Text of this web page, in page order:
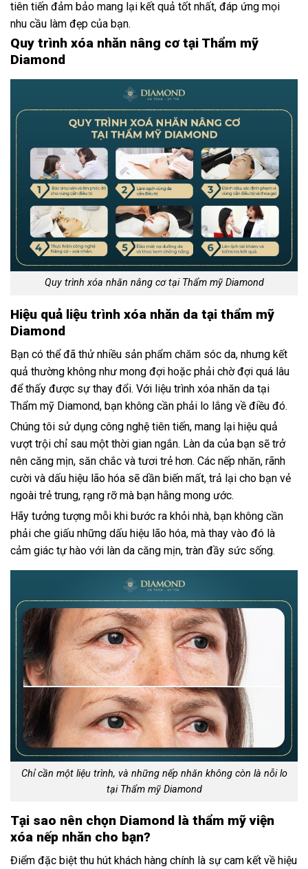
tiên tiến đảm bảo mang lại kết quả tốt nhất, đáp ứng mọi
nhu cầu làm đẹp của bạn.
Quy trình xóa nhăn nâng cơ tại Thẩm mỹ
Diamond
Quy trình xóa nhăn nâng cơ tại Thẩm mỹ Diamond
Hiệu quả liệu trình xóa nhăn da tại thẩm mỹ
Diamond
Bạn có thể đã thử nhiều sản phẩm chăm sóc da, nhưng kết
quả thường không như mong đợi hoặc phải chờ đợi quá lâu
để thấy được sự thay đổi. Với liệu trình xóa nhăn da tại
Thẩm mỹ Diamond, bạn không cần phải lo lắng về điều đó.
Chúng tôi sử dụng công nghệ tiên tiến, mang lại hiệu quả
vượt trội chỉ sau một thời gian ngắn. Làn da của bạn sẽ trở
nên căng mịn, săn chắc và tươi trẻ hơn. Các nếp nhăn, rãnh
cười và dấu hiệu lão hóa sẽ dần biến mất, trả lại cho bạn vẻ
ngoài trẻ trung, rạng rỡ mà bạn hằng mong ước.
Hãy tưởng tượng mỗi khi bước ra khỏi nhà, bạn không cần
phải che giấu những dấu hiệu lão hóa, mà thay vào đó là
cảm giác tự hào với làn da căng mịn, tràn đầy sức sống.
Chỉ cần một liệu trình, và những nếp nhăn không còn là nỗi lo
tại Thẩm mỹ Diamond
Tại sao nên chọn Diamond là thẩm mỹ viện
xóa nếp nhăn cho bạn?
Điểm đặc biệt thu hút khách hàng chính là sự cam kết về hiệu